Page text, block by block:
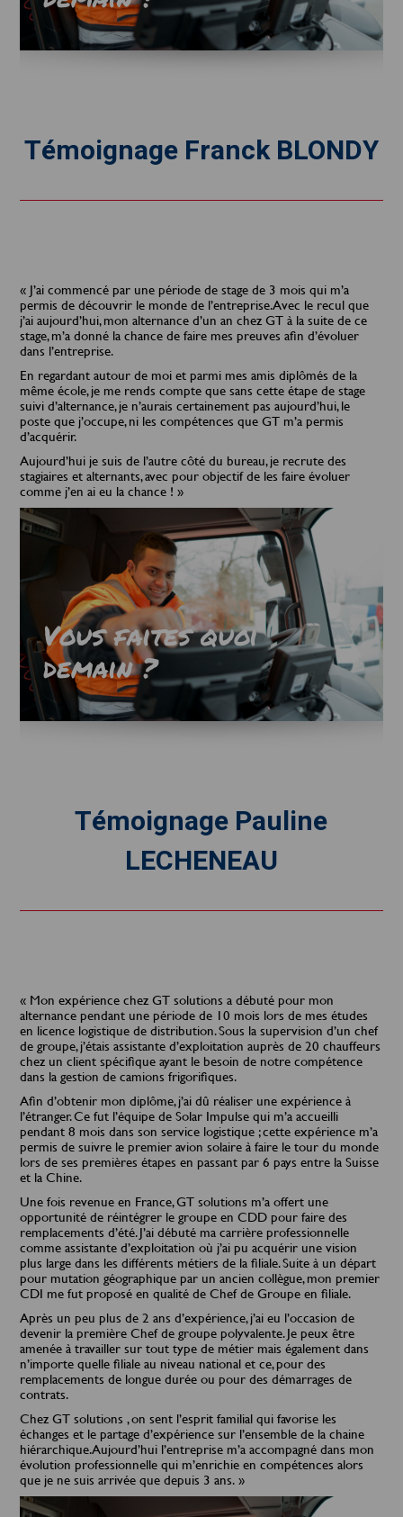
Témoignage Franck BLONDY
« J’ai commencé par une période de stage de 3 mois qui m’a
permis de découvrir le monde de l’entreprise. Avec le recul que
j’ai aujourd’hui, mon alternance d’un an chez GT à la suite de ce
stage, m’a donné la chance de faire mes preuves afin d’évoluer
dans l’entreprise.
En regardant autour de moi et parmi mes amis diplômés de la
même école, je me rends compte que sans cette étape de stage
suivi d’alternance, je n’aurais certainement pas aujourd’hui, le
poste que j’occupe, ni les compétences que GT m’a permis
d’acquérir.
Aujourd’hui je suis de l’autre côté du bureau, je recrute des
stagiaires et alternants, avec pour objectif de les faire évoluer
comme j’en ai eu la chance ! »
Vous faites quoi
demain ?
Témoignage Pauline
LECHENEAU
« Mon expérience chez GT solutions a débuté pour mon
alternance pendant une période de 10 mois lors de mes études
en licence logistique de distribution. Sous la supervision d’un chef
de groupe, j’étais assistante d’exploitation auprès de 20 chauffeurs
chez un client spécifique ayant le besoin de notre compétence
dans la gestion de camions frigorifiques.
Afin d’obtenir mon diplôme, j’ai dû réaliser une expérience à
l’étranger. Ce fut l’équipe de Solar Impulse qui m’a accueilli
pendant 8 mois dans son service logistique ; cette expérience m’a
permis de suivre le premier avion solaire à faire le tour du monde
lors de ses premières étapes en passant par 6 pays entre la Suisse
et la Chine.
Une fois revenue en France, GT solutions m’a offert une
opportunité de réintégrer le groupe en CDD pour faire des
remplacements d’été. J’ai débuté ma carrière professionnelle
comme assistante d’exploitation où j’ai pu acquérir une vision
plus large dans les différents métiers de la filiale. Suite à un départ
pour mutation géographique par un ancien collègue, mon premier
CDI me fut proposé en qualité de Chef de Groupe en filiale.
Après un peu plus de 2 ans d’expérience, j’ai eu l’occasion de
devenir la première Chef de groupe polyvalente. Je peux être
amenée à travailler sur tout type de métier mais également dans
n’importe quelle filiale au niveau national et ce, pour des
remplacements de longue durée ou pour des démarrages de
contrats.
Chez GT solutions , on sent l’esprit familial qui favorise les
échanges et le partage d’expérience sur l’ensemble de la chaine
hiérarchique. Aujourd’hui l’entreprise m’a accompagné dans mon
évolution professionnelle qui m’enrichie en compétences alors
que je ne suis arrivée que depuis 3 ans. »